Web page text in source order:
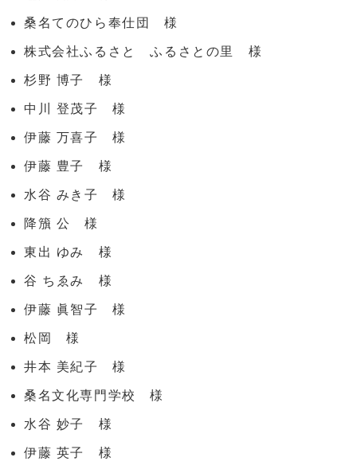
桑名てのひら奉仕団 様
株式会社ふるさと ふるさとの里 様
杉野 博子 様
中川 登茂子 様
伊藤 万喜子 様
伊藤 豊子 様
水谷 みき子 様
降籏 公 様
東出 ゆみ 様
谷 ちゑみ 様
伊藤 眞智子 様
松岡 様
井本 美紀子 様
桑名文化専門学校 様
水谷 妙子 様
伊藤 英子 様